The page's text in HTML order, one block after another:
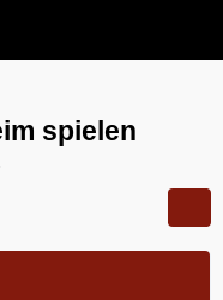
spielen